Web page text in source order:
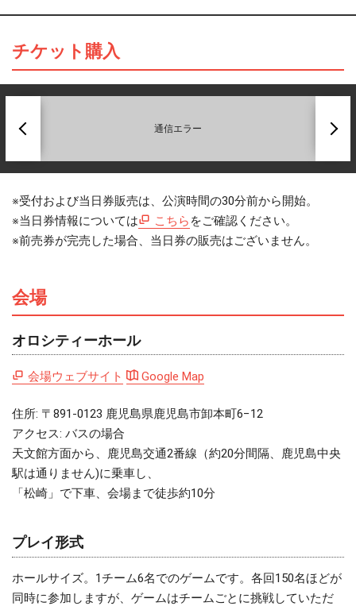
チケット購入
通信エラー
※受付および当日券販売は、公演時間の30分前から開始。
※当日券情報については
こちら をご確認ください。
※前売券が完売した場合、当日券の販売はございません。
会場
オロシティーホール
会場ウェブサイト Google Map
住所: 〒891-0123 鹿児島県鹿児島市卸本町6−12
アクセス: バスの場合
天文館方面から、鹿児島交通2番線（約20分間隔、鹿児島中央
駅は通りません)に乗車し、
「松崎」で下車、会場まで徒歩約10分
プレイ形式
ホールサイズ。1チーム6名でのゲームです。各回150名ほどが
同時に参加しますが、ゲームはチームごとに挑戦していただ